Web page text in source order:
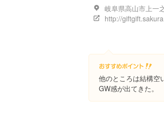
岐阜県高山市上一
他のところは結構空
GW感が出てきた。